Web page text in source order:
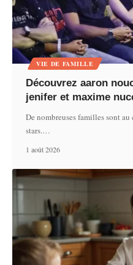
VIE DE FAMILLE
Découvrez aaron
jenifer et maxime
De nombreuses familles sont
stars.…
1 août 2026